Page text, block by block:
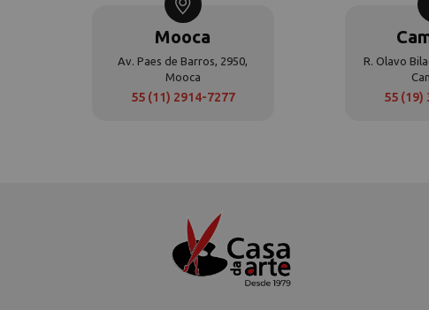
Mooca
Av. Paes de Barros, 2950,
Mooca
55 (11) 2914-7277
R. Olavo
55 (19)